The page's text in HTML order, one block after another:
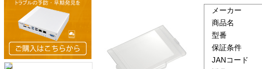
メーカー
商品名
型番
保証条件
JANコード